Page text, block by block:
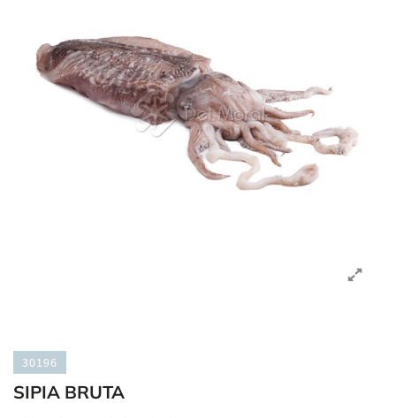
30196
SIPIA BRUTA